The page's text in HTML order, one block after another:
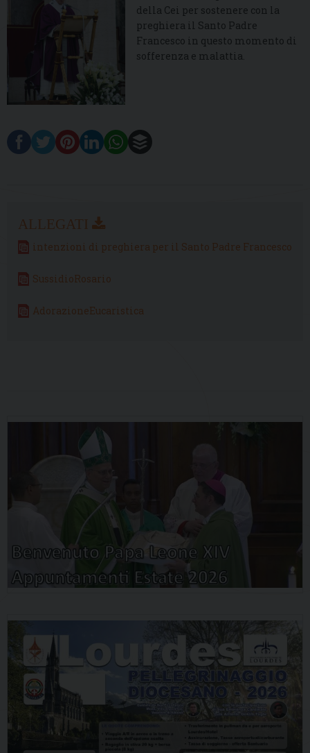
della Cei per sostenere con la
preghiera il Santo Padre
Francesco in questo momento di
sofferenza e malattia.
intenzioni di preghiera per il Santo Padre Francesco
SussidioRosario
AdorazioneEucaristica